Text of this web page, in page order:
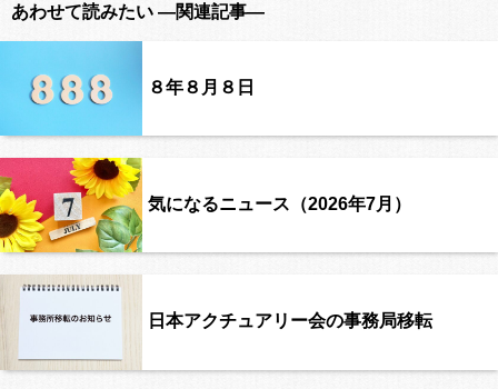
あわせて読みたい ―関連記事―
８年８月８日
気になるニュース（2026年7月）
日本アクチュアリー会の事務局移転